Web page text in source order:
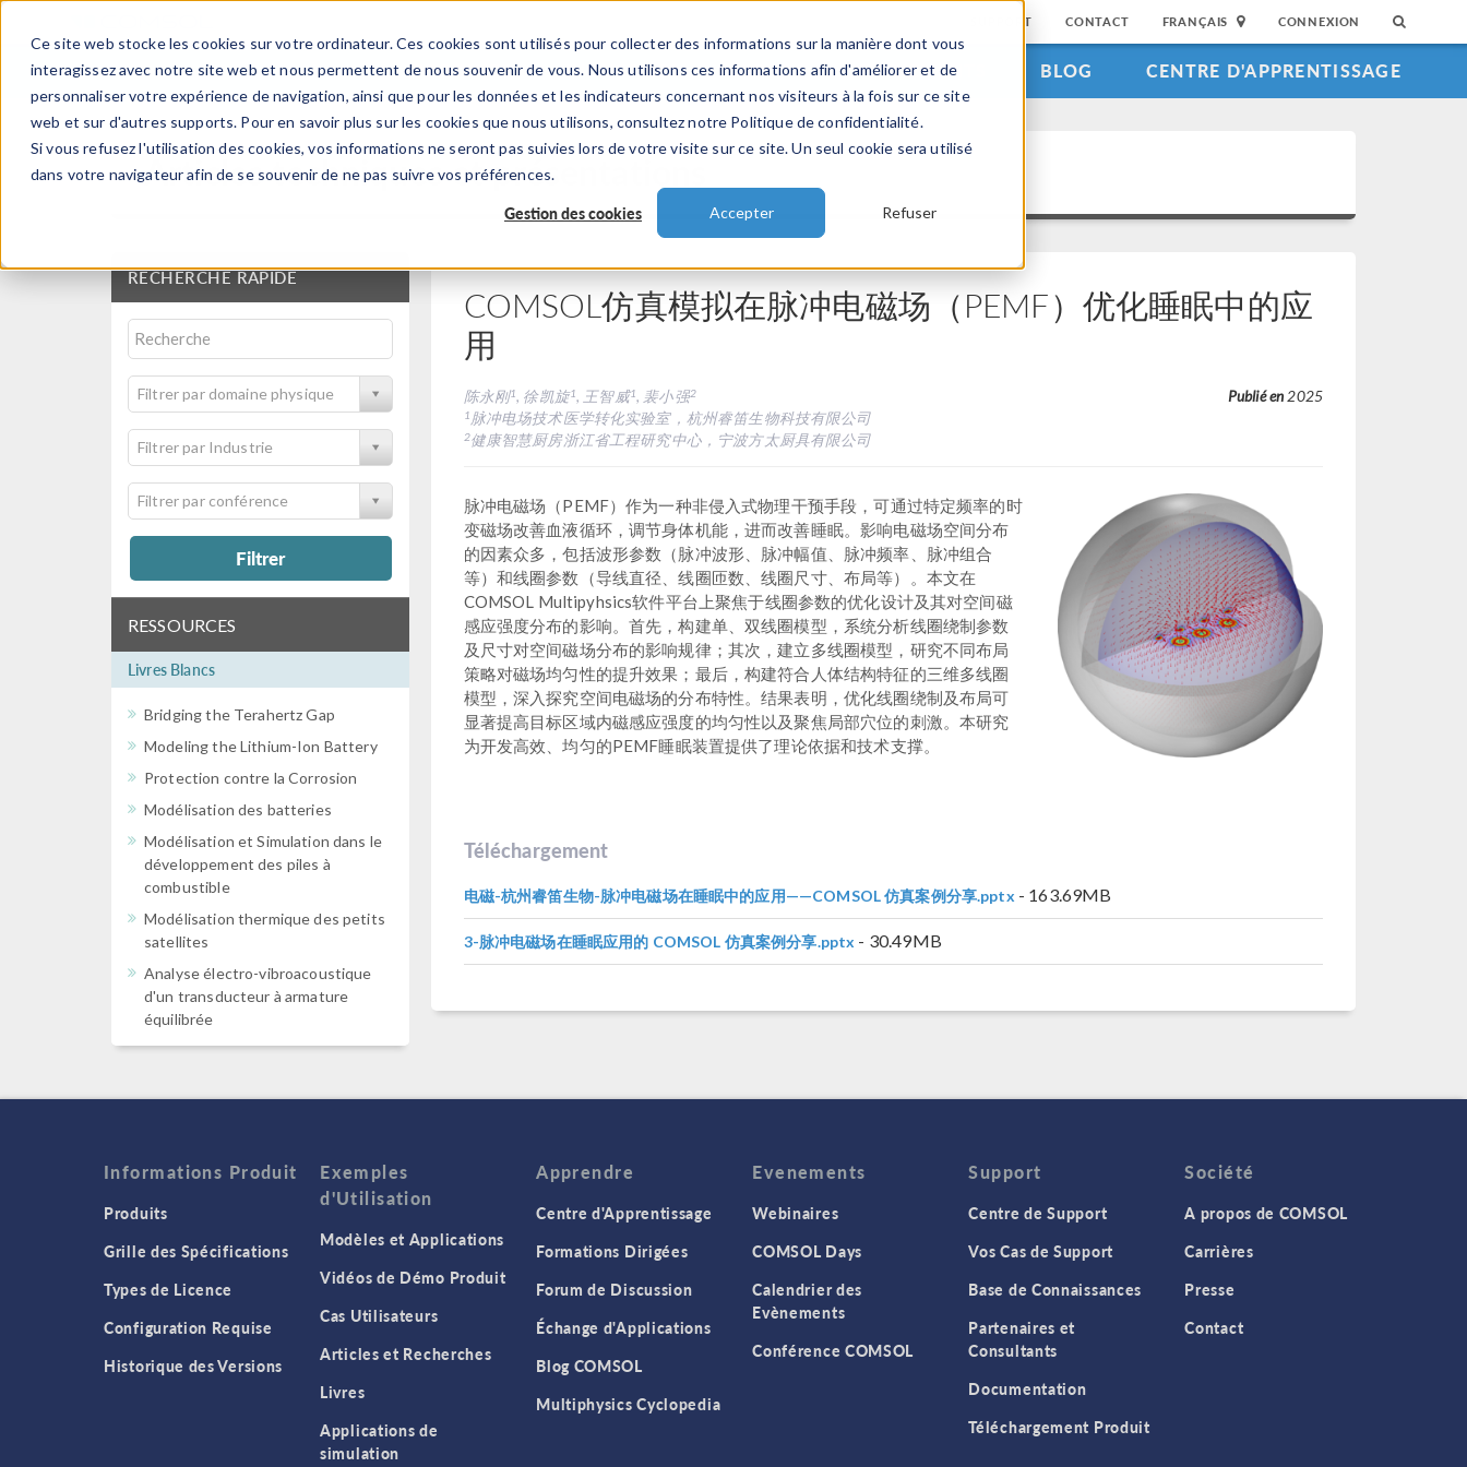
Ce site web stocke les cookies sur votre ordinateur. Ces cookies sont utilisés pour collecter des informations sur la manière dont vous
interagissez avec notre site web et nous permettent de nous souvenir de vous. Nous utilisons ces informations afin d'améliorer et de
personnaliser votre expérience de navigation, ainsi que pour les données et les indicateurs concernant nos visiteurs à la fois sur ce site
web et sur d'autres supports. Pour en savoir plus sur les cookies que nous utilisons, consultez notre Politique de confidentialité.
Si vous refusez l'utilisation des cookies, vos informations ne seront pas suivies lors de votre visite sur ce site. Un seul cookie sera utilisé
dans votre navigateur afin de se souvenir de ne pas suivre vos préférences.
Gestion des cookies Accepter Refuser
SUPPORT CONTACT FRANÇAIS CONNEXION
PRODUITS INDUSTRIES VIDEOS EVENEMENTS BLOG CENTRE D'APPRENTISSAGE
Articles techniques et présentations
RECHERCHE RAPIDE
Filtrer par domaine physique
Filtrer par Industrie
Filtrer par conférence
Filtrer
RESSOURCES
Livres Blancs
Bridging the Terahertz Gap
Modeling the Lithium-Ion Battery
Protection contre la Corrosion
Modélisation des batteries
Modélisation et Simulation dans le
développement des piles à
combustible
Modélisation thermique des petits
satellites
Analyse électro-vibroacoustique
d'un transducteur à armature
équilibrée
COMSOL仿真模拟在脉冲电磁场（PEMF）优化睡眠中的应
用
陈永刚1, 徐凯旋1, 王智威1, 裴小强2
1 脉冲电场技术医学转化实验室，杭州睿笛生物科技有限公司
2健康智慧厨房浙江省工程研究中心，宁波方太厨具有限公司
Publié en 2025
脉冲电磁场（PEMF）作为一种非侵入式物理干预手段，可通过特定频率的时
变磁场改善血液循环，调节身体机能，进而改善睡眠。影响电磁场空间分布
的因素众多，包括波形参数（脉冲波形、脉冲幅值、脉冲频率、脉冲组合
等）和线圈参数（导线直径、线圈匝数、线圈尺寸、布局等）。本文在
COMSOL Multipyhsics软件平台上聚焦于线圈参数的优化设计及其对空间磁
感应强度分布的影响。首先，构建单、双线圈模型，系统分析线圈绕制参数
及尺寸对空间磁场分布的影响规律；其次，建立多线圈模型，研究不同布局
策略对磁场均匀性的提升效果；最后，构建符合人体结构特征的三维多线圈
模型，深入探究空间电磁场的分布特性。结果表明，优化线圈绕制及布局可
显著提高目标区域内磁感应强度的均匀性以及聚焦局部穴位的刺激。本研究
为开发高效、均匀的PEMF睡眠装置提供了理论依据和技术支撑。
Téléchargement
电磁-杭州睿笛生物-脉冲电磁场在睡眠中的应用——COMSOL 仿真案例分享.pptx - 163.69MB
3-脉冲电磁场在睡眠应用的 COMSOL 仿真案例分享.pptx - 30.49MB
Informations Produit
Produits
Grille des Spécifications
Types de Licence
Configuration Requise
Historique des Versions
Exemples
d'Utilisation
Modèles et Applications
Vidéos de Démo Produit
Cas Utilisateurs
Articles et Recherches
Livres
Applications de
simulation
Apprendre
Centre d'Apprentissage
Formations Dirigées
Forum de Discussion
Échange d'Applications
Blog COMSOL
Multiphysics Cyclopedia
Evenements
Webinaires
COMSOL Days
Calendrier des
Evènements
Conférence COMSOL
Support
Centre de Support
Vos Cas de Support
Base de Connaissances
Partenaires et
Consultants
Documentation
Téléchargement Produit
Société
A propos de COMSOL
Carrières
Presse
Contact